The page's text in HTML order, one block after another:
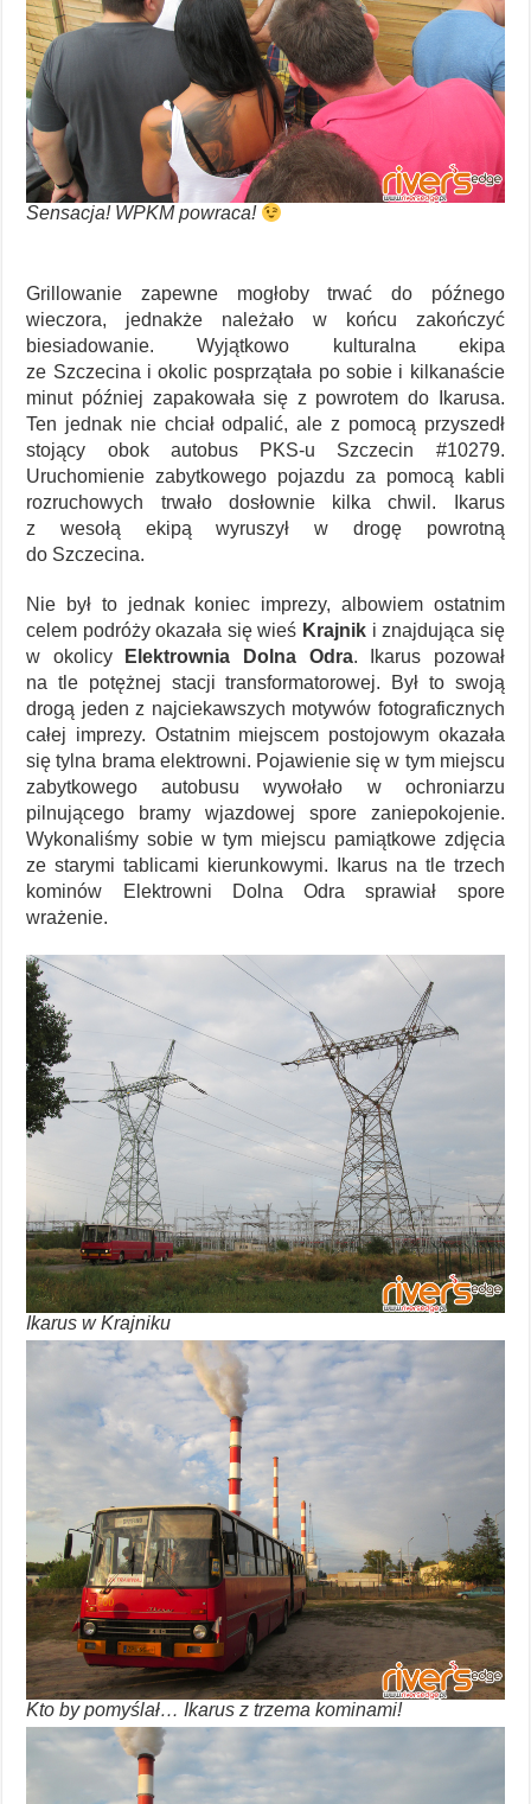
Sensacja! WPKM powraca!
Grillowanie zapewne mogłoby trwać do późnego
wieczora, jednakże należało w końcu zakończyć
biesiadowanie. Wyjątkowo kulturalna ekipa
ze Szczecina i okolic posprzątała po sobie i kilkanaście
minut później zapakowała się z powrotem do Ikarusa.
Ten jednak nie chciał odpalić, ale z pomocą przyszedł
stojący obok autobus PKS-u Szczecin #10279.
Uruchomienie zabytkowego pojazdu za pomocą kabli
rozruchowych trwało dosłownie kilka chwil. Ikarus
z wesołą ekipą wyruszył w drogę powrotną
do Szczecina.
Nie był to jednak koniec imprezy, albowiem ostatnim
celem podróży okazała się wieś Krajnik i znajdująca się
w okolicy
Elektrownia Dolna Odra. Ikarus pozował
na tle potężnej stacji transformatorowej. Był to swoją
drogą jeden z najciekawszych motywów fotograficznych
całej imprezy. Ostatnim miejscem postojowym okazała
się tylna brama elektrowni. Pojawienie się w tym miejscu
zabytkowego autobusu wywołało w ochroniarzu
pilnującego bramy wjazdowej spore zaniepokojenie.
Wykonaliśmy sobie w tym miejscu pamiątkowe zdjęcia
ze starymi tablicami kierunkowymi. Ikarus na tle trzech
kominów Elektrowni Dolna Odra sprawiał spore
wrażenie.
Ikarus w Krajniku
Kto by pomyślał… Ikarus z trzema kominami!